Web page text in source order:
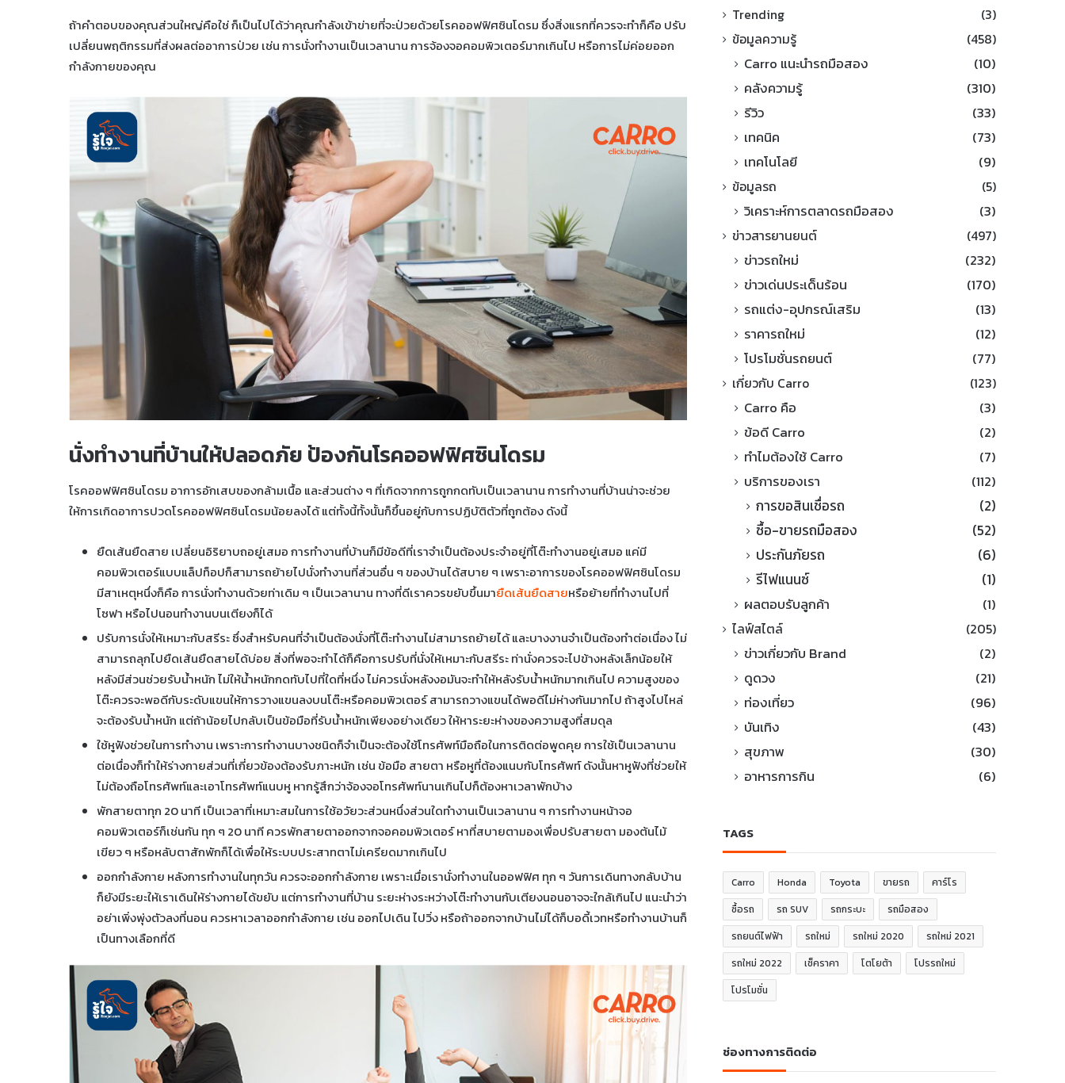
ถ้าคำตอบของคุณส่วนใหญ่คือใช่ ก็เป็นไปได้ว่าคุณกำลังเข้าข่ายที่จะป่วยด้วยโรคออฟฟิศซินโดรม ซึ่งสิ่งแรกที่ควรจะทำก็คือ ปรับ
เปลี่ยนพฤติกรรมที่ส่งผลต่ออาการป่วย เช่น การนั่งทำงานเป็นเวลานาน การจ้องจอคอมพิวเตอร์มากเกินไป หรือการไม่ค่อยออก
กำลังกายของคุณ
นั่งทำงานที่บ้านให้ปลอดภัย ป้องกันโรคออฟฟิศซินโดรม
โรคออฟฟิศซินโดรม อาการอักเสบของกล้ามเนื้อ และส่วนต่าง ๆ ที่เกิดจากการถูกกดทับเป็นเวลานาน การทำงานที่บ้านน่าจะช่วย
ให้การเกิดอาการปวดโรคออฟฟิศซินโดรมน้อยลงได้ แต่ทั้งนี้ทั้งนั้นก็ขึ้นอยู่กับการปฏิบัติตัวที่ถูกต้อง ดังนี้
ยืดเส้นยืดสาย เปลี่ยนอิริยาบถอยู่เสมอ การทำงานที่บ้านก็มีข้อดีที่เราจำเป็นต้องประจำอยู่ที่โต๊ะทำงานอยู่เสมอ แค่มี
คอมพิวเตอร์แบบแล็ปท็อปก็สามารถย้ายไปนั่งทำงานที่ส่วนอื่น ๆ ของบ้านได้สบาย ๆ เพราะอาการของโรคออฟฟิศซินโดรม
มีสาเหตุหนึ่งก็คือ การนั่งทำงานด้วยท่าเดิม ๆ เป็นเวลานาน ทางที่ดีเราควรขยับขึ้นมายืดเส้นยืดสายหรือย้ายที่ทำงานไปที่
โซฟา หรือไปนอนทำงานบนเตียงก็ได้
ปรับการนั่งให้เหมาะกับสรีระ ซึ่งสำหรับคนที่จำเป็นต้องนั่งที่โต๊ะทำงานไม่สามารถย้ายได้ และบางงานจำเป็นต้องทำต่อเนื่อง ไม่
สามารถลุกไปยืดเส้นยืดสายได้บ่อย สิ่งที่พอจะทำได้ก็คือการปรับที่นั่งให้เหมาะกับสรีระ ท่านั่งควรจะไปข้างหลังเล็กน้อยให้
หลังมีส่วนช่วยรับน้ำหนัก ไม่ให้น้ำหนักกดทับไปที่ใดที่หนึ่ง ไม่ควรนั่งหลังงอมันจะทำให้หลังรับน้ำหนักมากเกินไป ความสูงของ
โต๊ะควรจะพอดีกับระดับแขนให้การวางแขนลงบนโต๊ะหรือคอมพิวเตอร์ สามารถวางแขนได้พอดีไม่ห่างกันมากไป ถ้าสูงไปไหล่
จะต้องรับน้ำหนัก แต่ถ้าน้อยไปกลับเป็นข้อมือที่รับน้ำหนักเพียงอย่างเดียว ให้หาระยะห่างของความสูงที่สมดุล
ใช้หูฟังช่วยในการทำงาน เพราะการทำงานบางชนิดก็จำเป็นจะต้องใช้โทรศัพท์มือถือในการติดต่อพูดคุย การใช้เป็นเวลานาน
ต่อเนื่องก็ทำให้ร่างกายส่วนที่เกี่ยวข้องต้องรับภาะหนัก เช่น ข้อมือ สายตา หรือหูที่ต้องแนบกับโทรศัพท์ ดังนั้นหาหูฟังที่ช่วยให้
ไม่ต้องถือโทรศัพท์และเอาโทรศัพท์แนบหู หากรู้สึกว่าจ้องจอโทรศัพท์นานเกินไปก็ต้องหาเวลาพักบ้าง
พักสายตาทุก 20 นาที เป็นเวลาที่เหมาะสมในการใช้อวัยวะส่วนหนึ่งส่วนใดทำงานเป็นเวลานาน ๆ การทำงานหน้าจอ
คอมพิวเตอร์ก็เช่นกัน ทุก ๆ 20 นาที ควรพักสายตาออกจากจอคอมพิวเตอร์ หาที่สบายตามองเพื่อปรับสายตา มองต้นไม้
เขียว ๆ หรือหลับตาสักพักก็ได้เพื่อให้ระบบประสาทตาไม่เครียดมากเกินไป
ออกกำลังกาย หลังการทำงานในทุกวัน ควรจะออกกำลังกาย เพราะเมื่อเรานั่งทำงานในออฟฟิศ ทุก ๆ วันการเดินทางกลับบ้าน
ก็ยังมีระยะให้เราเดินให้ร่างกายได้ขยับ แต่การทำงานที่บ้าน ระยะห่างระหว่างโต๊ะทำงานกับเตียงนอนอาจจะใกล้เกินไป แนะนำว่า
อย่าเพิ่งพุ่งตัวลงที่นอน ควรหาเวลาออกกำลังกาย เช่น ออกไปเดิน ไปวิ่ง หรือถ้าออกจากบ้านไม่ได้ก็บอดี้เวทหรือทำงานบ้านก็
เป็นทางเลือกที่ดี
Trending
(3)
ข้อมูลความรู้
(458)
Carro แนะนำรถมือสอง
(10)
คลังความรู้
(310)
รีวิว
(33)
เทคนิค
(73)
เทคโนโลยี
(9)
ข้อมูลรถ (5)
วิเคราะห์การตลาดรถมือสอง (3)
ข่าวสารยานยนต์ (497)
ข่าวรถใหม่
(232)
ข่าวเด่นประเด็นร้อน
(170)
รถแต่ง-อุปกรณ์เสริม
(13)
ราคารถใหม่
(12)
โปรโมชั่นรถยนต์
(77)
เกี่ยวกับ Carro (123)
Carro คือ
(3)
ข้อดี Carro
(2)
ทำไมต้องใช้ Carro
(7)
บริการของเรา
(112)
การขอสินเชื่อรถ
(2)
ซื้อ-ขายรถมือสอง
(52)
ประกันภัยรถ
(6)
รีไฟแนนซ์
(1)
ผลตอบรับลูกค้า (1)
ไลฟ์สไตล์ (205)
ข่าวเกี่ยวกับ Brand
(2)
ดูดวง
(21)
ท่องเที่ยว
(96)
บันเทิง
(43)
สุขภาพ
(30)
อาหารการกิน
(6)
TAGS
Carro Honda Toyota ขายรถ
คาร์โร
ซื้อรถ
รถ SUV รถกระบะ
รถมือสอง
รถยนต์ไฟฟ้า
รถใหม่ รถใหม่ 2020
รถใหม่ 2021
รถใหม่ 2022
เช็คราคา โตโยต้า
โปรรถใหม่
โปรโมชั่น
ช่องทางการติดต่อ